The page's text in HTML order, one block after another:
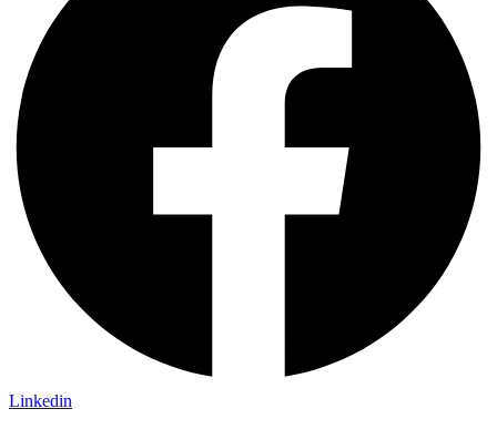
Linkedin